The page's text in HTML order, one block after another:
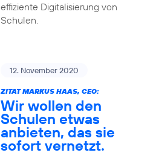
effiziente Digitalisierung von
Schulen.
12. November 2020
ZITAT MARKUS HAAS, CEO:
Wir wollen den
Schulen etwas
anbieten, das sie
sofort vernetzt.